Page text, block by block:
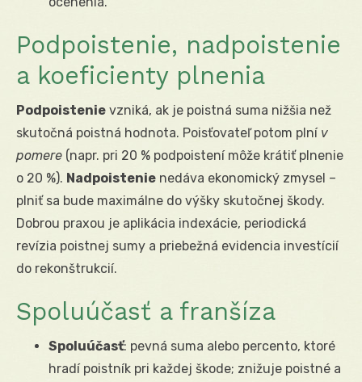
Podpoistenie, nadpoistenie
a koeficienty plnenia
Podpoistenie vzniká, ak je poistná suma nižšia než
skutočná poistná hodnota. Poisťovateľ potom plní v
pomere (napr. pri 20 % podpoistení môže krátiť plnenie
o 20 %). Nadpoistenie nedáva ekonomický zmysel –
plniť sa bude maximálne do výšky skutočnej škody.
Dobrou praxou je aplikácia indexácie, periodická
revízia poistnej sumy a priebežná evidencia investícií
do rekonštrukcií.
Spoluúčasť a franšíza
Spoluúčasť: pevná suma alebo percento, ktoré
hradí poistník pri každej škode; znižuje poistné a